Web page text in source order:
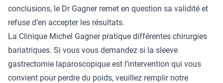
conclusions, le Dr Gagner remet en question sa validité et
refuse d’en accepter les résultats.
La Clinique Michel Gagnerpratique différentes chirurgies
bariatriques. Si vous vous demandez si la sleeve
gastrectomie laparoscopique est l’intervention qui vous
convient pour perdre du poids, veuillez remplir notre